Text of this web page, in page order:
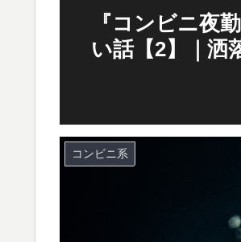
『コンビニ夜
い話【2】｜洒
コンビニ系